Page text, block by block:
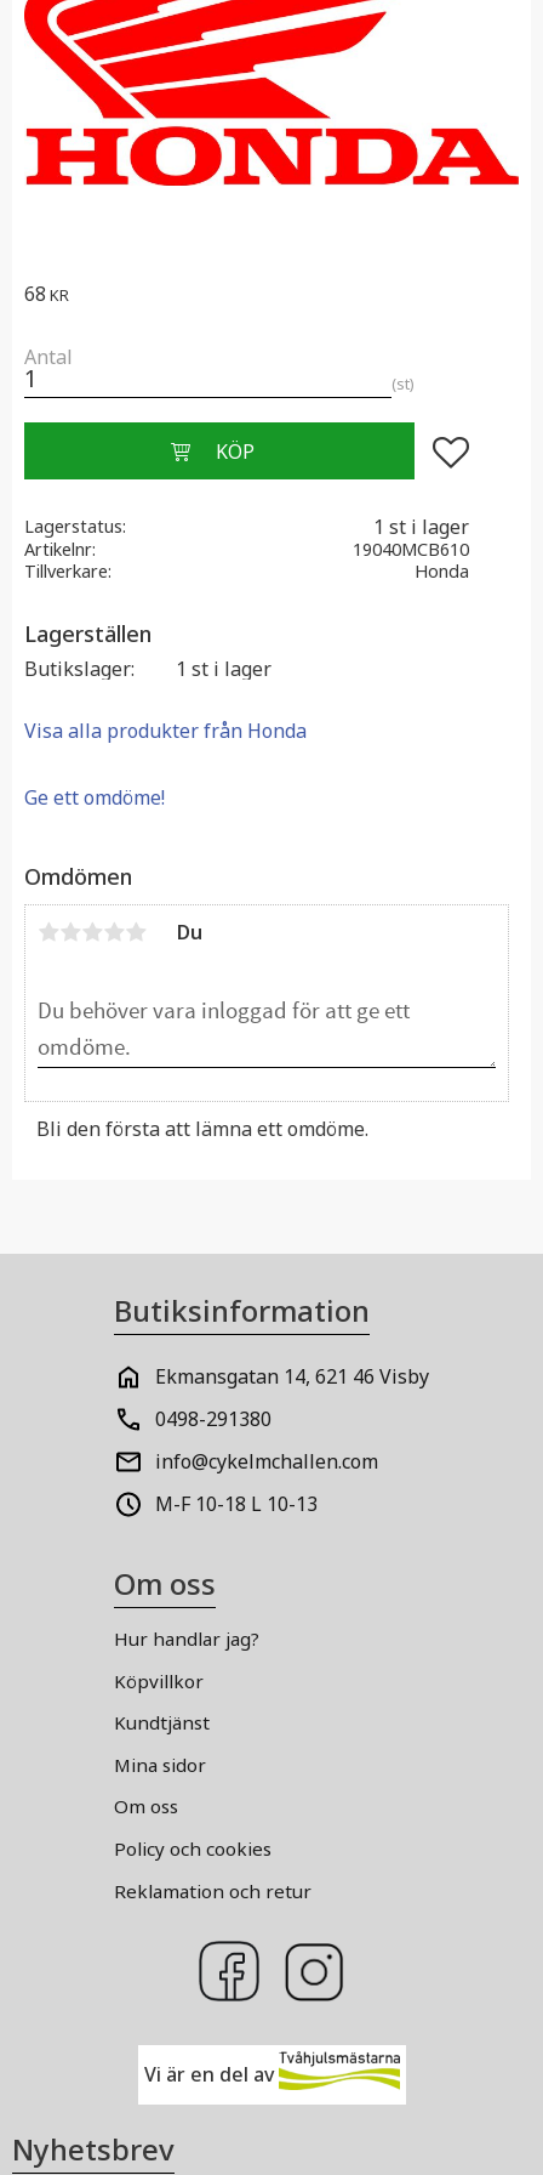
68 KR
Antal
st
Lägg till i
Lagerstatus 1 st i lager
Artikelnr
19040MCB610
Tillverkare
Honda
Lagerställen
Butikslager 1 st i lager
Visa alla produkter från Honda
Ge ett omdöme!
Omdömen
Du
Bli den första att lämna ett omdöme.
Butiksinformation
Ekmansgatan 14, 621 46 Visby
0498-291380
info@cykelmchallen.com
M-F 10-18 L 10-13
Om oss
Hur handlar jag?
Köpvillkor
Kundtjänst
Mina sidor
Om oss
Policy och cookies
Reklamation och retur
Vi är en del av
Nyhetsbrev